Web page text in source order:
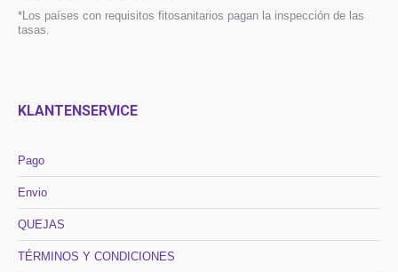
*Los países con requisitos fitosanitarios pagan la inspección de las
tasas.
KLANTENSERVICE
Pago
Envio
QUEJAS
TÉRMINOS Y CONDICIONES